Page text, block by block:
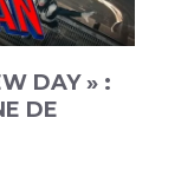
DAY » :
DE